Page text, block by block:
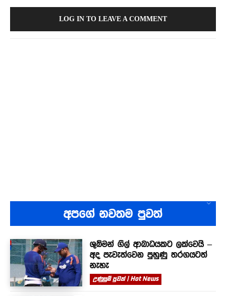
LOG IN TO LEAVE A COMMENT
අපගේ නවතම පුවත්
ශුබ්මන් ගිල් ආබාධයකට ලක්වෙයි –
අද පැවැත්වෙන පුහුණු තරගයටත්
නැහැ
උණුසුම් පුවත් | Hot News